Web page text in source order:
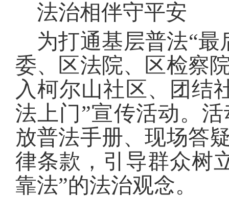
法治相伴守平安
为打通基层普法“
委、区法院、区检察
入柯尔山社区、团结
法上门”宣传活动。
放普法手册、现场答
律条款，引导群众树
靠法”的法治观念。